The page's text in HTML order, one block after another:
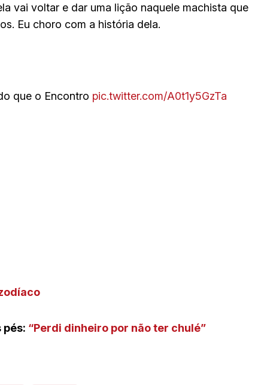
vai voltar e dar uma lição naquele machista que
Eu choro com a história dela.
que o Encontro pic.twitter.com/A0t1y5GzTa
pés: “Perdi dinheiro por não ter chulé”